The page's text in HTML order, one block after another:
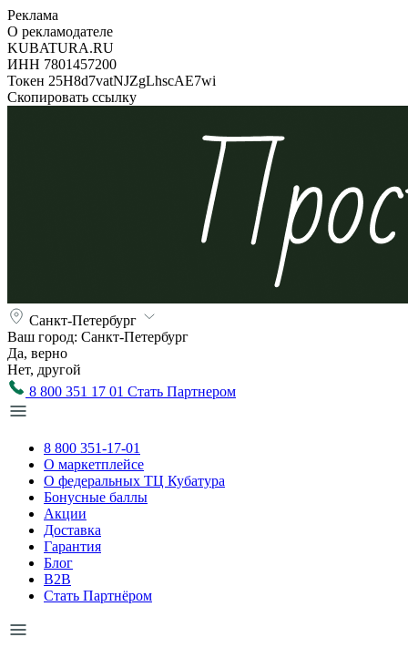
Реклама
О рекламодателе
KUBATURA.RU
ИНН 7801457200
Токен 25H8d7vatNJZgLhscAE7wi
Скопировать ссылку
Санкт-Петербург
Ваш город: Санкт-Петербург
Да, верно
Нет, другой
8 800 351 17 01 Стать Партнером
8 800 351-17-01
О маркетплейсе
О федеральных ТЦ Кубатура
Бонусные баллы
Акции
Доставка
Гарантия
Блог
B2B
Стать Партнёром